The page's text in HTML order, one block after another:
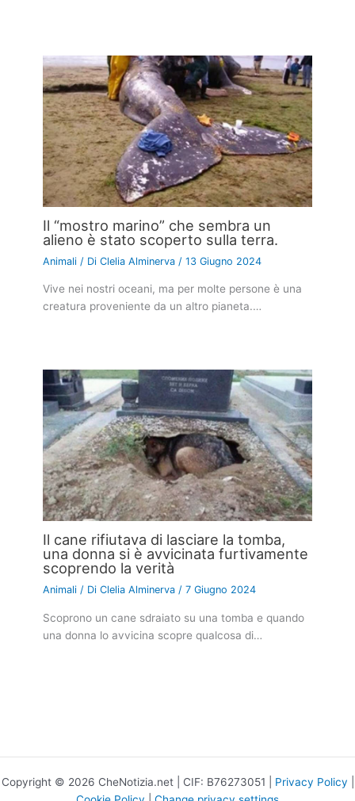
Il “mostro marino” che sembra un
alieno è stato scoperto sulla terra.
Animali / DiClelia Alminerva /13 Giugno 2024
Vive nei nostri oceani, ma per molte persone è una
creatura proveniente da un altro pianeta.…
Il cane rifiutava di lasciare la tomba,
una donna si è avvicinata furtivamente
scoprendo la verità
Animali / DiClelia Alminerva/7 Giugno 2024
Scoprono un cane sdraiato su una tomba e quando
una donna lo avvicina scopre qualcosa di…
Copyright © 2026 CheNotizia.net | CIF: B76273051 | Privacy Policy